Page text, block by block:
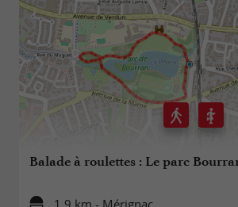
Balade à roulettes : Le parc